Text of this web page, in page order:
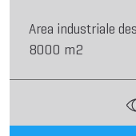
Area industriale
8000 m2